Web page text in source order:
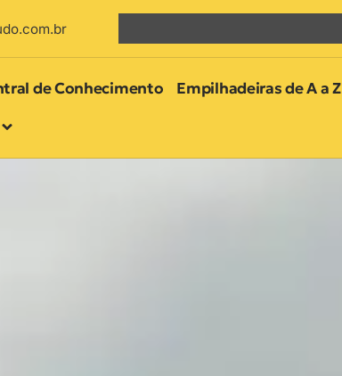
de Conhecimento Empilhadeiras de A a Z